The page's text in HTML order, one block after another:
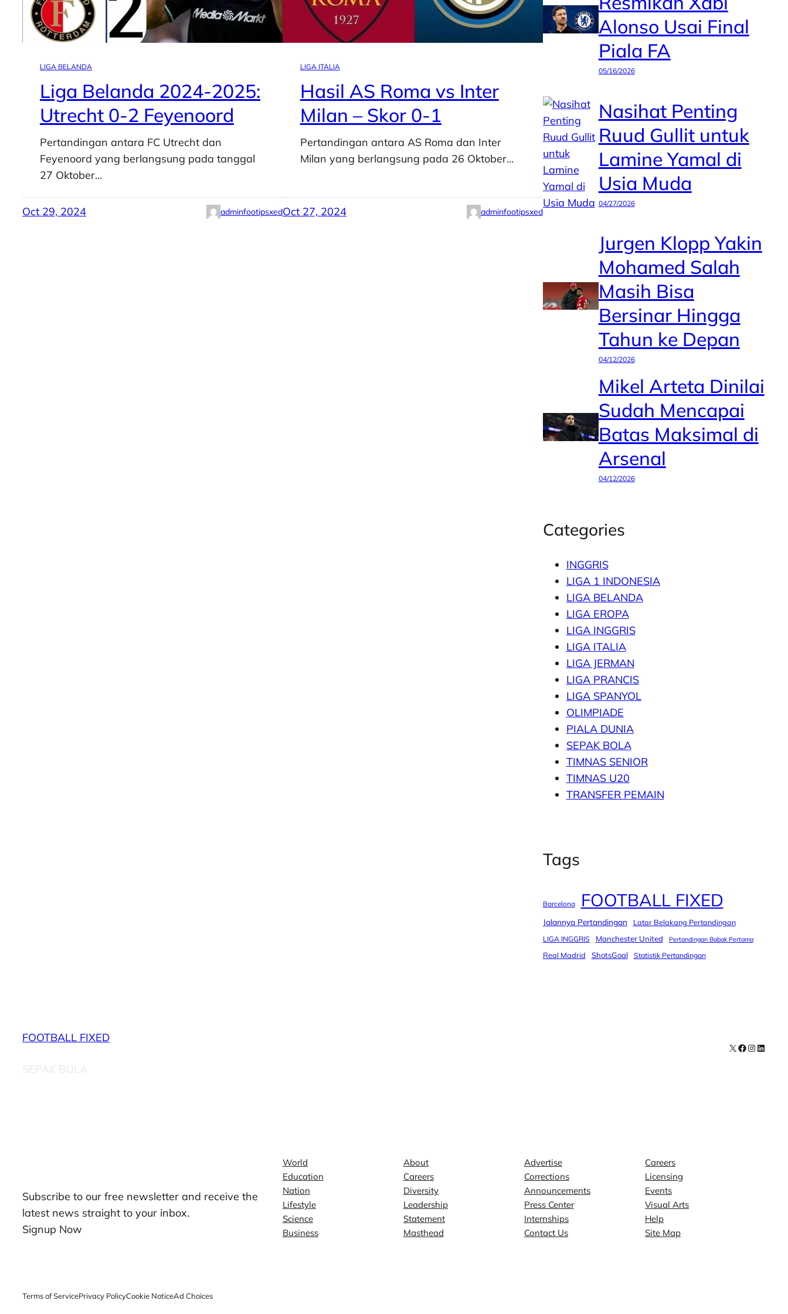
LIGA BELANDA
Liga Belanda 2024-2025:
Utrecht 0-2 Feyenoord
Pertandingan antara FC Utrecht dan
Feyenoord yang berlangsung pada tanggal
27 Oktober…
Oct 29, 2024 adminfootipsxed
LIGA ITALIA
Hasil AS Roma vs Inter
Milan – Skor 0-1
Pertandingan antara AS Roma dan Inter
Milan yang berlangsung pada 26 Oktober…
Oct 27, 2024 adminfootipsxed
Alonso Usai Final
Piala FA
05/16/2026
Nasihat Penting
Ruud Gullit untuk
Lamine Yamal di
Usia Muda
04/27/2026
Jurgen Klopp Yakin
Mohamed Salah
Masih Bisa
Bersinar Hingga
Tahun ke Depan
04/12/2026
Mikel Arteta Dinilai
Sudah Mencapai
Batas Maksimal di
Arsenal
04/12/2026
Categories
INGGRIS
LIGA 1 INDONESIA
LIGA BELANDA
LIGA EROPA
LIGA INGGRIS
LIGA ITALIA
LIGA JERMAN
LIGA PRANCIS
LIGA SPANYOL
OLIMPIADE
PIALA DUNIA
SEPAK BOLA
TIMNAS SENIOR
TIMNAS U20
TRANSFER PEMAIN
Tags
Barcelona FOOTBALL FIXED
Jalannya Pertandingan Latar Belakang Pertandingan
LIGA INGGRIS Manchester United Pertandingan Babak Pertama
Real Madrid ShotsGoal Statistik Pertandingan
FOOTBALL FIXED
SEPAK BOLA
X Facebook
Subscribe to our free newsletter and receive the
latest news straight to your inbox.
Signup Now
World
Education
Nation
Lifestyle
Science
Business
About
Careers
Diversity
Leadership
Statement
Masthead
Advertise
Corrections
Announcements
Press Center
Internships
Contact Us
Careers
Licensing
Events
Visual Arts
Help
Site Map
Terms of ServicePrivacy PolicyCookie NoticeAd Choices